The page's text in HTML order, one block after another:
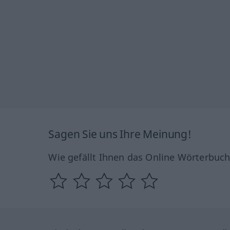
Sagen Sie uns Ihre Meinung!
Wie gefällt Ihnen das Online